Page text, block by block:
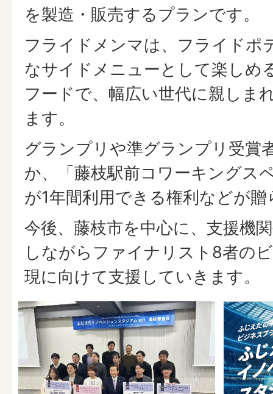
を製造・販売するプランです。
フライドメンマは、フライドポ
なサイドメニューとして楽しめ
フードで、幅広い世代に親しま
ます。
グランプリや準グランプリ受賞
か、「藤枝駅前コワーキングス
が1年間利用できる権利などが
今後、藤枝市を中心に、支援機
しながらファイナリスト8者の
現に向けて支援していきます。